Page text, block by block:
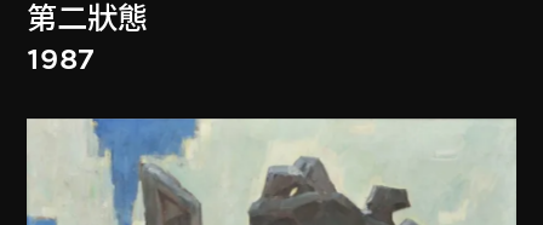
第二狀態
1987